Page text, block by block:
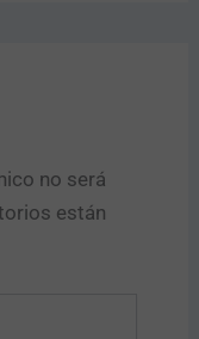
no será
están